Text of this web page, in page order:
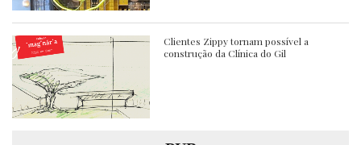
Clientes Zippy tornam possível a
construção da Clínica do Gil